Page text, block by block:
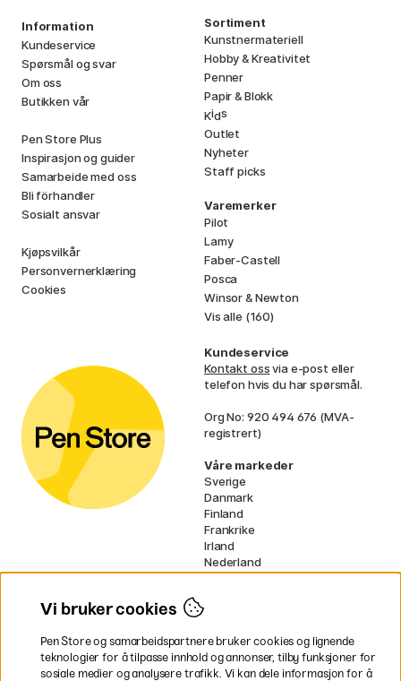
Information
Kundeservice
Spørsmål og svar
Om oss
Butikken vår
Pen Store Plus
Inspirasjon og guider
Samarbeide med oss
Bli förhandler
Sosialt ansvar
Kjøpsvilkår
Personvernerklæring
Cookies
Sortiment
Kunstnermateriell
Hobby & Kreativitet
Penner
Papir & Blokk
Kids
Outlet
Nyheter
Staff picks
Varemerker
Pilot
Lamy
Faber-Castell
Posca
Winsor & Newton
Vis alle (160)
Kundeservice
Kontakt ossvia e-post eller
telefon hvis du har spørsmål.
Org No: 920 494 676 (MVA-
registrert)
Våre markeder
Sverige
Danmark
Finland
Frankrike
Irland
Nederland
Tyskland
* Spesifikkefraktvilkårgjelder for
voluminøse varer.
Vi bruker cookies
Pen Store og samarbeidspartnere bruker cookies og lignende
teknologier for å tilpasse innhold og annonser, tilby funksjoner for
sosiale medier og analysere trafikk. Vi kan dele informasjon for å